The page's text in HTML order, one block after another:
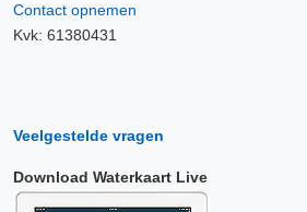
Contact opnemen
Kvk: 61380431
Veelgestelde vragen
Download Waterkaart Live